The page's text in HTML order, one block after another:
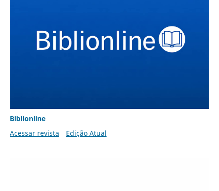
Biblionline
Acessar revista
Edição Atual